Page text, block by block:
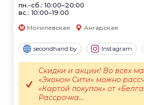
пн.-сб.: 10:00–20:00
вс.: 10:00–19:00
Могилевская Ангарская
secondhand.by Instagram
Скидки и акции! Во всех
«Эконом Сити» можно
«Картой покупок» от
Рассрочка...